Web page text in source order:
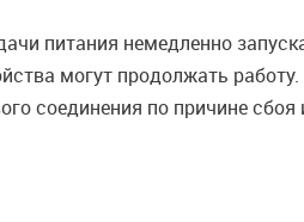
питания немедленно
могут продолжать
соединения по причине сбоя